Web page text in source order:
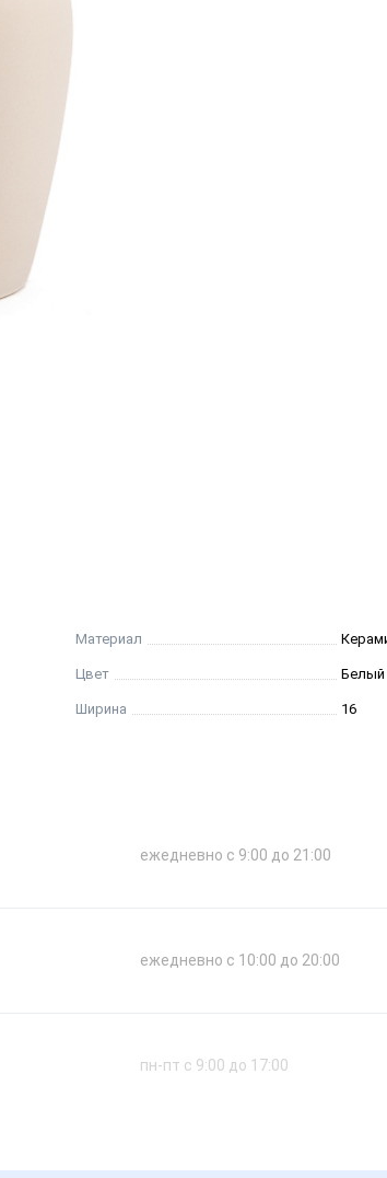
Материал
Цвет Белый
Ширина 16
ежедневно с 9:00 до 21:00
ежедневно с 10:00 до 20:00
пн-пт с 9:00 до 17:00